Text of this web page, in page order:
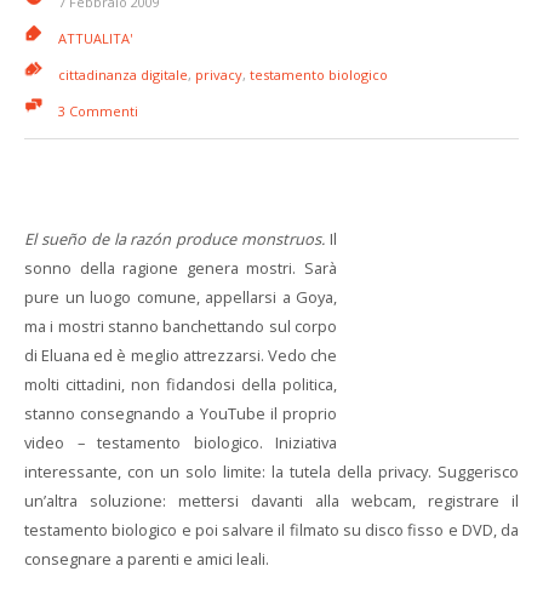
ATTUALITA'
cittadinanza digitale, privacy, testamento biologico
3 Commenti
El sueño de la razón produce monstruos. Il
sonno della ragione genera mostri. Sarà
pure un luogo comune, appellarsi a Goya,
ma i mostri stanno banchettando sul corpo
di Eluana ed è meglio attrezzarsi. Vedo che
molti cittadini, non fidandosi della politica,
stanno consegnando a YouTube il proprio
video – testamento biologico. Iniziativa
interessante, con un solo limite: la tutela della privacy. Suggerisco
un’altra soluzione: mettersi davanti alla webcam, registrare il
testamento biologico e poi salvare il filmato su disco fisso e DVD, da
consegnare a parenti e amici leali.